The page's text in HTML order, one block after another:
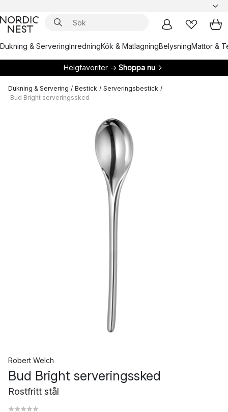
Dukning & ServeringInredningKök & MatlagningBelysningMattor &
Helgfavoriter → Shoppa nu
Dukning & Servering / Bestick / Serveringsbestick /
Bud Bright serveringssked
Robert Welch
Bud Bright serveringssked
Rostfritt stål